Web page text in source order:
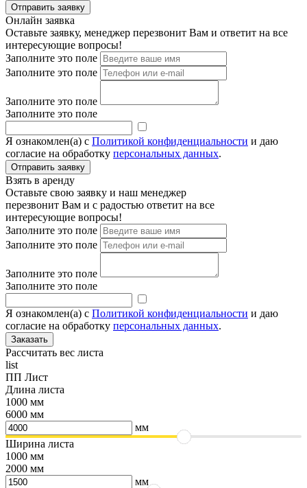
Онлайн заявка
Оставьте заявку, менеджер перезвонит Вам и ответит на все
интересующие вопросы!
Заполните это поле
Заполните это поле
Заполните это поле
Заполните это поле
Я ознакомлен(а) с Политикой конфиденциальности и даю
согласие на обработку персональных данных.
Взять в аренду
Оставьте свою заявку и наш менеджер
перезвонит Вам и с радостью ответит на все
интересующие вопросы!
Заполните это поле
Заполните это поле
Заполните это поле
Заполните это поле
Я ознакомлен(а) с Политикой конфиденциальности и даю
согласие на обработку персональных данных.
Рассчитать вес листа
list
ПП Лист
Длина листа
1000 мм
6000 мм
мм
Ширина листа
1000 мм
2000 мм
мм